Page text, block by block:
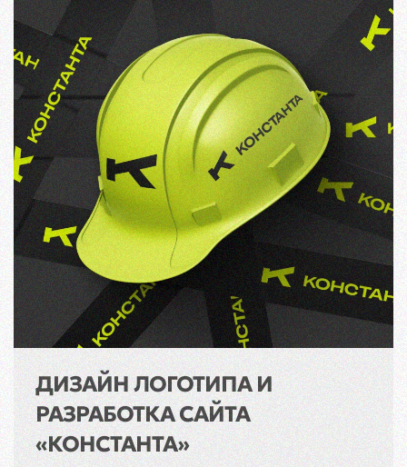
ДИЗАЙН ЛОГОТИПА И
РАЗРАБОТКА САЙТА
«КОНСТАНТА»